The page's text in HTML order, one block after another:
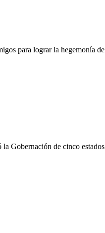
para lograr la hegemonía
la Gobernación de cinco